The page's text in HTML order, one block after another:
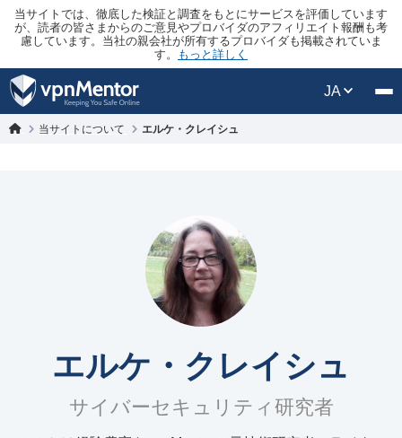
当サイトでは、徹底した検証と調査をもとにサービスを評価しています
が、読者の皆さまからのご意見やプロバイダのアフィリエイト報酬も考
慮しています。当社の親会社が所有するプロバイダも掲載されていま
す。
もっと詳しく
JA
当サイトについて エルケ・クレイシュ
エルケ・クレイシュ
サイバーセキュリティ研究者